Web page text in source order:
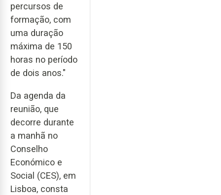
percursos de
formação, com
uma duração
máxima de 150
horas no período
de dois anos."
Da agenda da
reunião, que
decorre durante
a manhã no
Conselho
Económico e
Social (CES), em
Lisboa, consta